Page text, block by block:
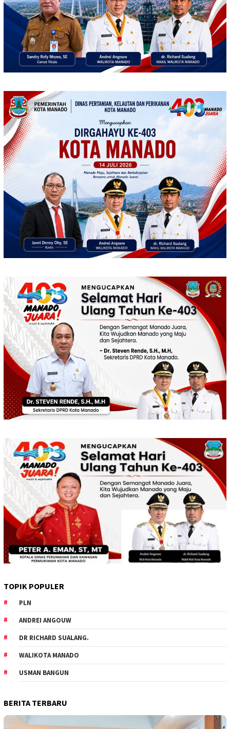
TOPIK POPULER
PLN
ANDREI ANGOUW
DR RICHARD SUALANG.
WALIKOTA MANADO
USMAN BANGUN
BERITA TERBARU